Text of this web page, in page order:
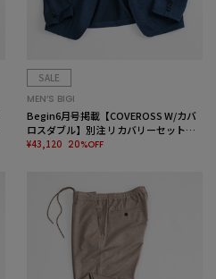
SALE
MEN’S BIGI
Begin6月号掲載【COVEROSS W/カバ
ロスダブル】別注 リカバリーセットア
ップジャケット＜リラックス効果/スト
¥43,120 20%OFF